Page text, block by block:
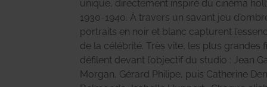
unique, directement inspiré du cinéma
1930-1940. À travers un savant jeu
portraits en noir et blanc capturent
de la célébrité. Très vite, les plus grandes
défilent devant l’objectif du studio : Jean
Morgan, Gérard Philipe, puis Catherine